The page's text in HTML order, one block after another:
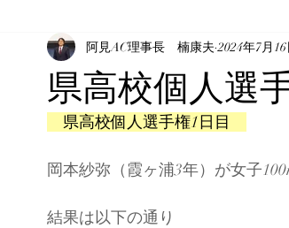
ジュニア 大人 クラウド
ABRAHAMPROJECT All Comers Cup
県高校個人選
阿見AC理事長 楠康夫 2024年7月16
県高校個人選手権1日目
岡本紗弥（霞ヶ浦3年）が女子
結果は以下の通り